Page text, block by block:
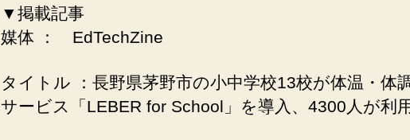
▼掲載記事
媒体 ： EdTechZine
タイトル ：長野県茅野市の小中学校13校が体温・体
サービス「LEBER for School」を導入、4300人が利